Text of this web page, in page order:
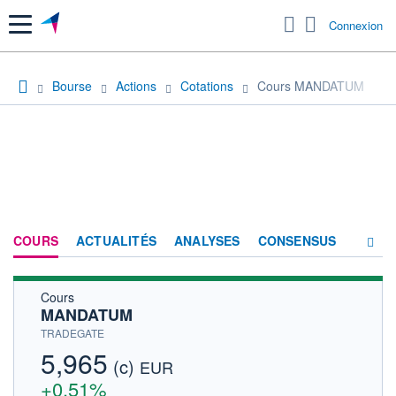
Menu Connexion
Bourse Actions Cotations Cours MANDATUM
COURS ACTUALITÉS ANALYSES CONSENSUS
Cours
MANDATUM
TRADEGATE
5,965 (c) EUR
+0,51%